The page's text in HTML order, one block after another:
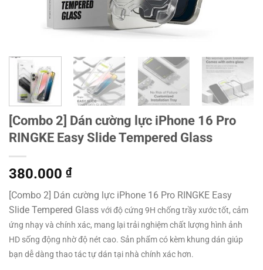
[Combo 2] Dán cường lực iPhone 16 Pro
RINGKE Easy Slide Tempered Glass
380.000 ₫
[Combo 2] Dán cường lực iPhone 16 Pro RINGKE Easy
Slide Tempered Glass với độ cứng 9H chống trầy xước tốt, cảm
ứng nhạy và chính xác, mang lại trải nghiệm chất lượng hình ảnh
HD sống động nhờ độ nét cao. Sản phẩm có kèm khung dán giúp
bạn dễ dàng thao tác tự dán tại nhà chính xác hơn.